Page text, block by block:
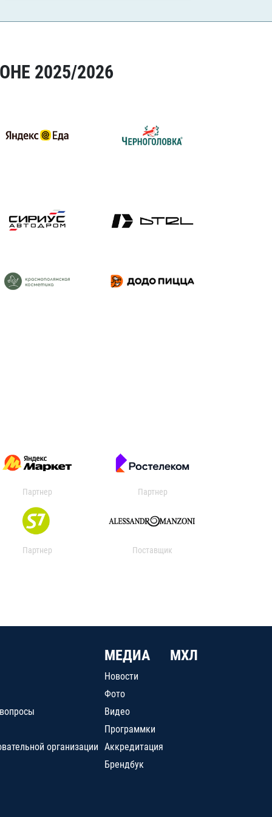
2025/2026
Партнер Партнер
Партнер Поставщик
организации
МЕДИА
Новости
Фото
Видео
Программки
Аккредитация
Брендбук
МХЛ